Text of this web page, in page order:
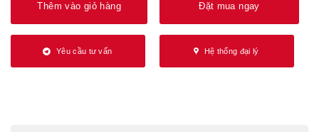
Thêm vào giỏ hàng Đặt mua ngay
Yêu cầu tư vấn Hệ thống đại lý